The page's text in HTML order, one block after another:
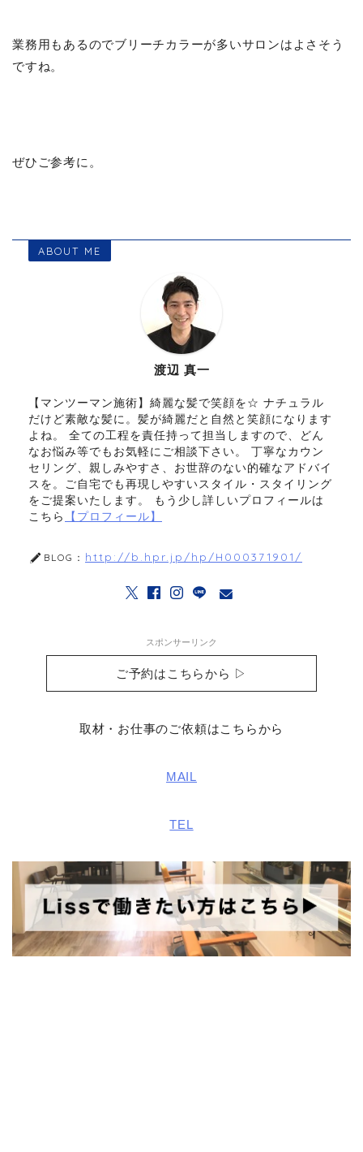
業務用もあるのでブリーチカラーが多いサロンはよさそう
ですね。
ぜひご参考に。
ABOUT ME
渡辺 真一
【マンツーマン施術】綺麗な髪で笑顔を☆ ナチュラル
だけど素敵な髪に。髪が綺麗だと自然と笑顔になります
よね。 全ての工程を責任持って担当しますので、どん
なお悩み等でもお気軽にご相談下さい。 丁寧なカウン
セリング、親しみやすさ、お世辞のない的確なアドバイ
スを。ご自宅でも再現しやすいスタイル・スタイリング
をご提案いたします。 もう少し詳しいプロフィールは
こちら
【プロフィール】
BLOG： http://b.hpr.jp/hp/H000371901/
スポンサーリンク
ご予約はこちらから ▷
取材・お仕事のご依頼はこちらから
MAIL
TEL